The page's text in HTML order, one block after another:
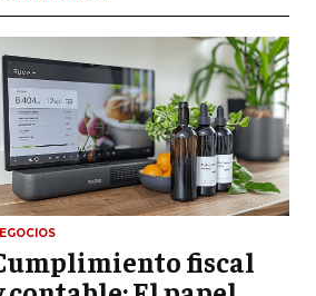
EMPRESARIAL Y
EMPRESARIAL Y CASOS DE
CORPORATIVO
DE NEGOCIOS
B2B
fiscal